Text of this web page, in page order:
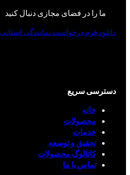
ما را در فضای مجازی دنبال کنید
دانلود فرم درخواست نمایندگی استانی
دسترسی سریع
خانه
محصولات
خدمات
تحقیق و توسعه
کاتالوگ محصولات
تماس با ما